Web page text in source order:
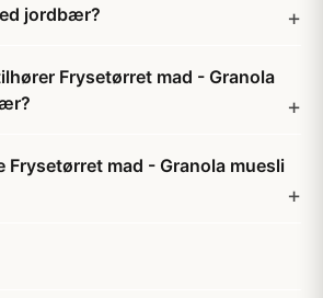
jordbær?
Frysetørret mad - Granola
Frysetørret mad - Granola muesli